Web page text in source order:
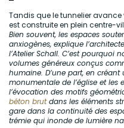
Tandis que le tunnelier avance
est construite en plein centre-
Bien souvent, les espaces
anxiogènes, explique
l’Atelier Schall. C’est pourquoi
volumes généreux conçus
humaine. D’une part, en
monumentale de l’église et les
l’évocation des motifs
béton brutdans les éléments
gare dans la continuité des
trémie qui inonde de lumière